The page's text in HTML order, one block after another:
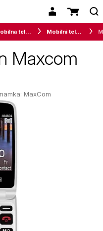
Mobilna telefonija Mobilni telefoni
Maxcom
MaxCom